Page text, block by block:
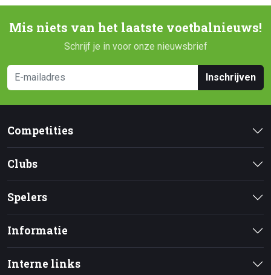
Mis niets van het laatste voetbalnieuws!
Schrijf je in voor onze nieuwsbrief
Inschrijven
Competities
Clubs
Spelers
Informatie
Interne links